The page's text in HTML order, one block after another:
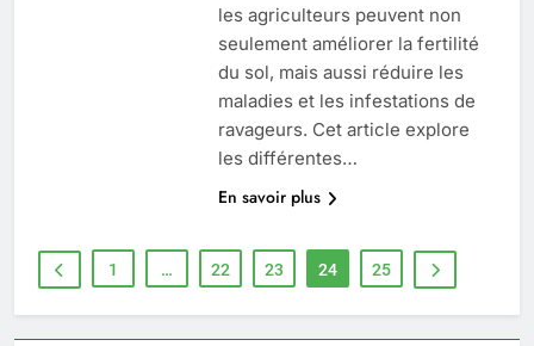
les agriculteurs peuvent non
seulement améliorer la fertilité
du sol, mais aussi réduire les
maladies et les infestations de
ravageurs. Cet article explore
les différentes…
En savoir plus
1 … 22 23 24 25